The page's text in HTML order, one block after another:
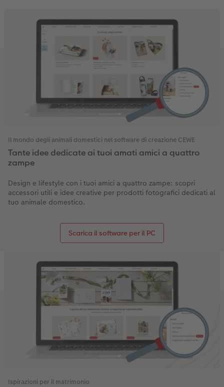
Il mondo degli animali domestici nel software di creazione CEWE
Tante idee dedicate ai tuoi amati amici a quattro
zampe
Design e lifestyle con i tuoi amici a quattro zampe: scopri
accessori utili e idee creative per prodotti fotografici dedicati al
tuo animale domestico.
Scarica il software per il PC
Ispirazioni per il matrimonio